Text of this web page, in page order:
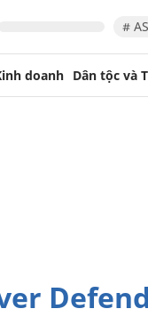
#
doanh Dân tộc và